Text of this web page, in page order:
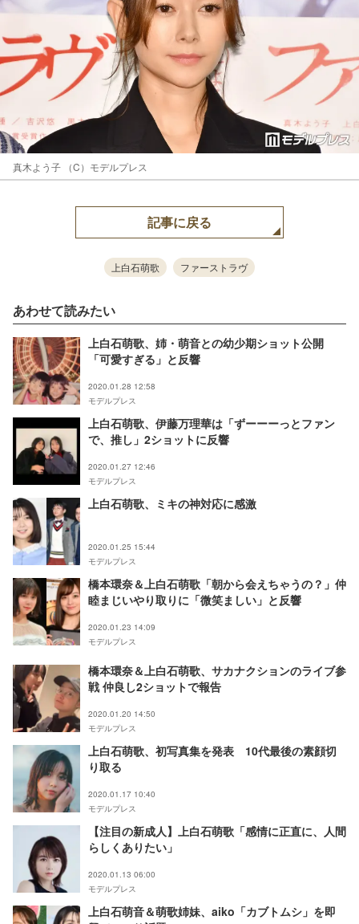
真木よう子 （C）モデルプレス
記事に戻る
上白石萌歌 ファーストラヴ
あわせて読みたい
上白石萌歌、姉・萌音との幼少期ショット公開
「可愛すぎる」と反響
2020.01.28 12:58
モデルプレス
上白石萌歌、伊藤万理華は「ずーーーっとファン
で、推し」2ショットに反響
2020.01.27 12:46
モデルプレス
上白石萌歌、ミキの神対応に感激
2020.01.25 15:44
モデルプレス
橋本環奈＆上白石萌歌「朝から会えちゃうの？」仲
睦まじいやり取りに「微笑ましい」と反響
2020.01.23 14:09
モデルプレス
橋本環奈＆上白石萌歌、サカナクションのライブ参
戦 仲良し2ショットで報告
2020.01.20 14:50
モデルプレス
上白石萌歌、初写真集を発表 10代最後の素顔切
り取る
2020.01.17 10:40
モデルプレス
【注目の新成人】上白石萌歌「感情に正直に、人間
らしくありたい」
2020.01.13 06:00
モデルプレス
上白石萌音＆萌歌姉妹、aiko「カブトムシ」を即